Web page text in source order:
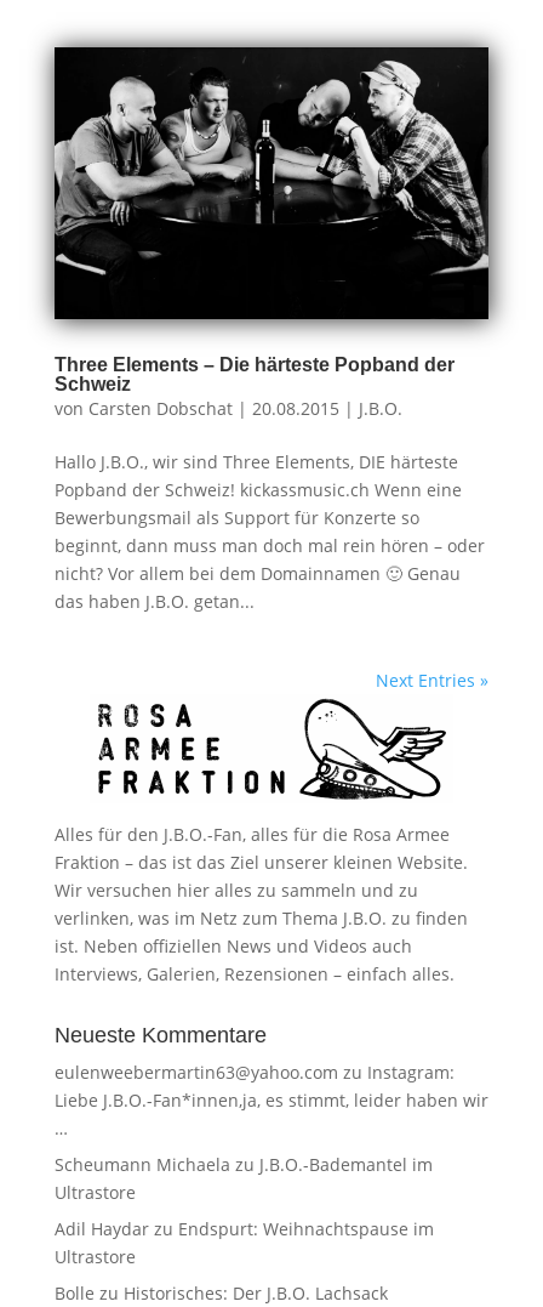
Three Elements – Die härteste Popband der
Schweiz
von Carsten Dobschat| 20.08.2015 | J.B.O.
Hallo J.B.O., wir sind Three Elements, DIE härteste
Popband der Schweiz! kickassmusic.ch Wenn eine
Bewerbungsmail als Support für Konzerte so
beginnt, dann muss man doch mal rein hören – oder
nicht? Vor allem bei dem Domainnamen 🙂 Genau
das haben J.B.O. getan...
Next Entries »
Alles für den J.B.O.-Fan, alles für die Rosa Armee
Fraktion – das ist das Ziel unserer kleinen Website.
Wir versuchen hier alles zu sammeln und zu
verlinken, was im Netz zum Thema J.B.O. zu finden
ist. Neben offiziellen News und Videos auch
Interviews, Galerien, Rezensionen – einfach alles.
Neueste Kommentare
eulenweebermartin63@yahoo.com zu Instagram:
Liebe J.B.O.-Fan*innen,ja, es stimmt, leider haben wir
…
Scheumann Michaela zu J.B.O.-Bademantel im
Ultrastore
Adil Haydarzu Endspurt: Weihnachtspause im
Ultrastore
Bolle zu Historisches: Der J.B.O. Lachsack